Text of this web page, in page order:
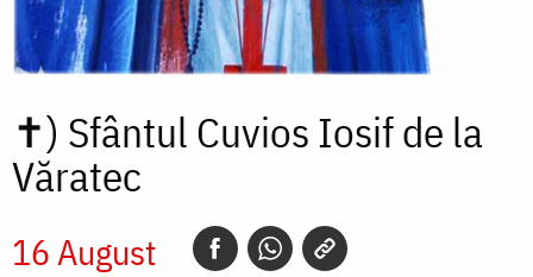
✝) Sfântul Cuvios Iosif de la
Văratec
16 August